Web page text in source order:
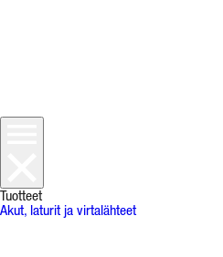
Tuotteet
Akut, laturit ja virtalähteet